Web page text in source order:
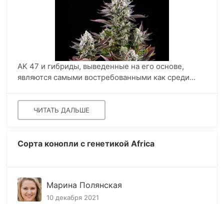
AK 47 и гибриды, выведенные на его основе,
являются самыми востребованными как среди...
ЧИТАТЬ ДАЛЬШЕ
​Сорта конопли с генетикой Africa
Марина Полянская
10 декабря 2021